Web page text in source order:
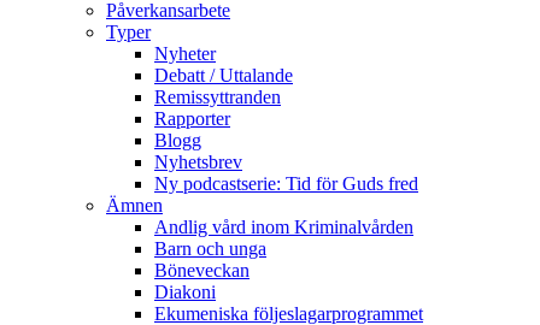
Påverkansarbete
Typer
Nyheter
Debatt / Uttalande
Remissyttranden
Rapporter
Blogg
Nyhetsbrev
Ny podcastserie: Tid för Guds fred
Ämnen
Andlig vård inom Kriminalvården
Barn och unga
Böneveckan
Diakoni
Ekumeniska följeslagarprogrammet